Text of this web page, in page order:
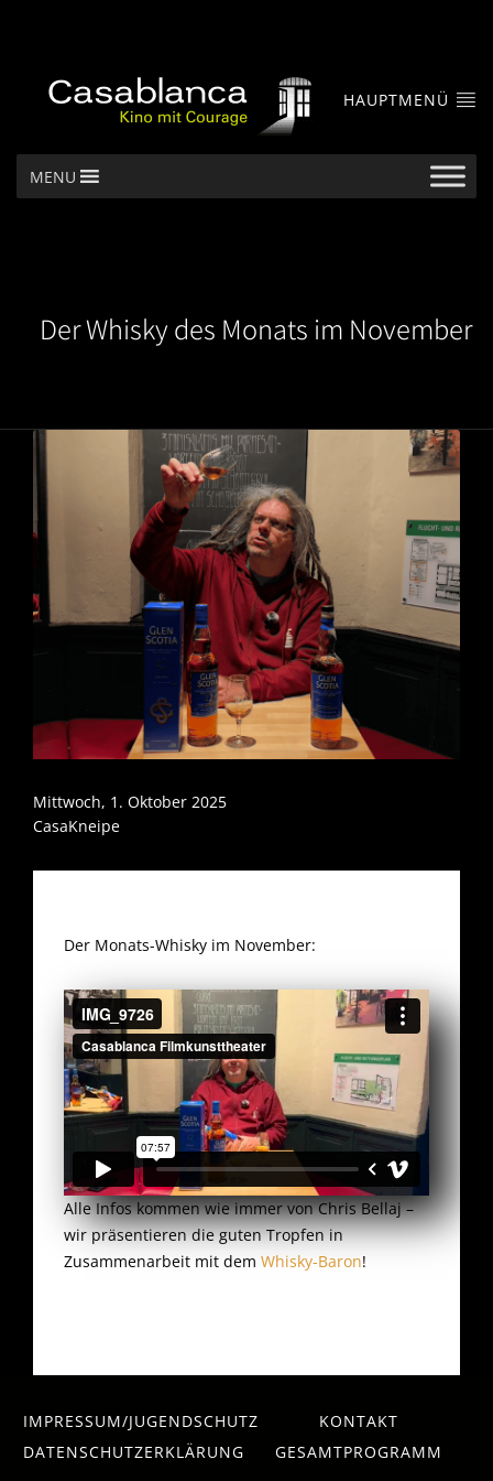
HAUPTMENÜ
MENU
Der Whisky des Monats im November
Der Monats-Whisky im November:
Alle Infos kommen wie immer von Chris Bellaj –
wir präsentieren die guten Tropfen in
Zusammenarbeit mit dem Whisky-Baron!
Mittwoch, 1. Oktober 2025
CasaKneipe
IMPRESSUM/JUGENDSCHUTZ
KONTAKT
DATENSCHUTZERKLÄRUNG
GESAMTPROGRAMM